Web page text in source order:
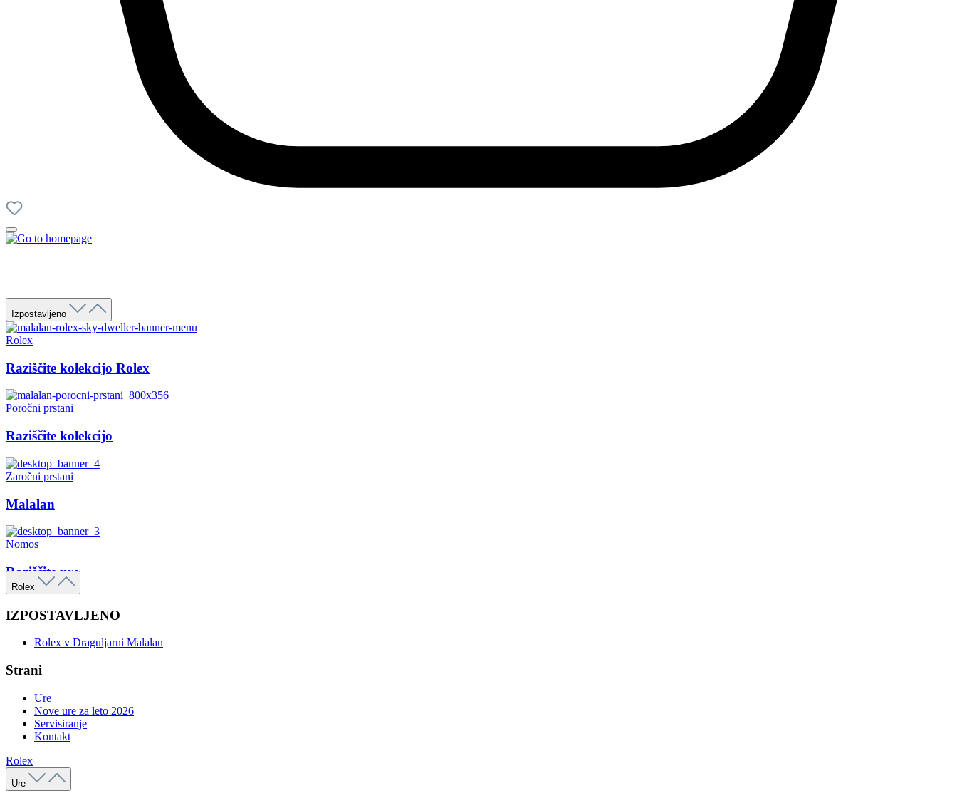
Izpostavljeno
Rolex
Raziščite kolekcijo Rolex
Poročni prstani
Raziščite kolekcijo
Zaročni prstani
Malalan
Nomos
Raziščite ure
Rolex
IZPOSTAVLJENO
Rolex v Draguljarni Malalan
Strani
Ure
Nove ure za leto 2026
Servisiranje
Kontakt
Rolex
Ure